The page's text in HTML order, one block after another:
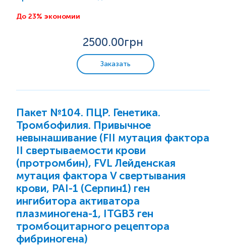
тромбообразованию.
(FII). Полиморфизм 455 G/A гена...
До 23% экономии
2500.00грн
Заказать
Пакет №104. ПЦР. Генетика.
Тромбофилия. Привычное
невынашивание (FII мутация фактора
II свертываемости крови
(протромбин), FVL Лейденская
мутация фактора V свертывания
крови, PAI-1 (Серпин1) ген
ингибитора активатора
плазминогена-1, ITGB3 ген
тромбоцитарного рецептора
фибриногена)